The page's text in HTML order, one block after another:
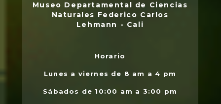
Museo Departamental de Ciencias
Naturales Federico Carlos
Lehmann - Cali
Horario
Lunes a viernes de 8 am a 4 pm
Sábados de 10:00 am a 3:00 pm